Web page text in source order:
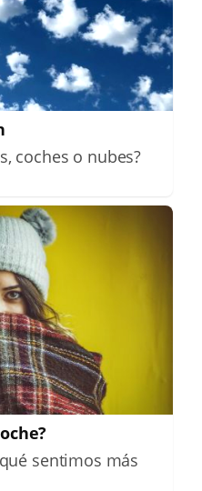
coches o nubes?
sentimos más